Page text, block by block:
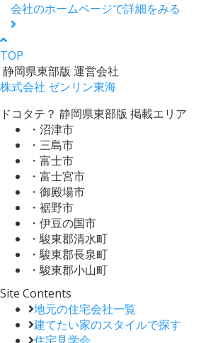
会社のホームページで詳細をみる
TOP
静岡県東部版 運営会社
株式会社 ゼンリン東海
ドコタテ？ 静岡県東部版 掲載エリア
・沼津市
・三島市
・富士市
・富士宮市
・御殿場市
・裾野市
・伊豆の国市
・駿東郡清水町
・駿東郡長泉町
・駿東郡小山町
Site Contents
地元の住宅会社一覧
建てたい家のスタイルで探す